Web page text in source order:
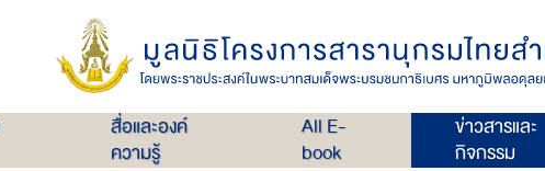
สื่อและองค์
ความรู้
All E-
book
ข่าวสารและ
กิจกรรม